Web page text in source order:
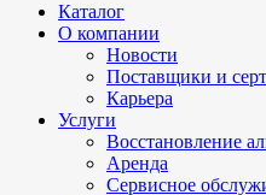
Каталог
О компании
Новости
Поставщики и
Карьера
Услуги
Восстановление
Аренда
Сервисное